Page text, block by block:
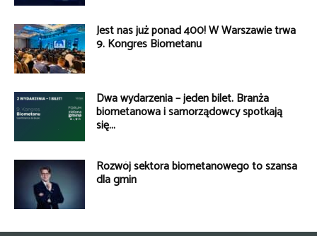
Jest nas już ponad 400! W Warszawie trwa
9. Kongres Biometanu
Dwa wydarzenia – jeden bilet. Branża
biometanowa i samorządowcy spotkają
się...
Rozwój sektora biometanowego to szansa
dla gmin